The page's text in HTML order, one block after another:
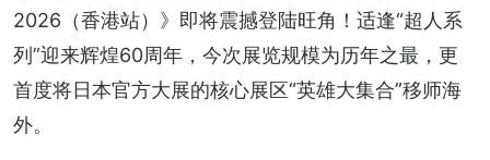
2026（香港站）》即将震撼登陆旺角！适逢“超人系
列”迎来辉煌60周年，今次展览规模为历年之最，更
首度将日本官方大展的核心展区“英雄大集合”移师海
外。